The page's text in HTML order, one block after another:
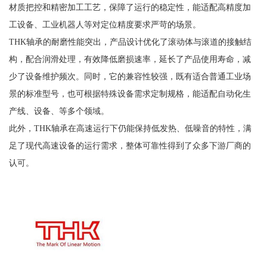
材质把控和精密加工工艺，保障了运行的稳定性，能适配高精度加
工设备、工业机器人等对定位精度要求严苛的场景。
THK轴承的耐磨性能突出，产品设计优化了滚动体与滚道的接触结
构，配合润滑处理，有效降低磨损速率，延长了产品使用寿命，减
少了设备维护频次。同时，它的兼容性较强，既有适合普通工业场
景的标准型号，也可根据特殊设备需求定制规格，能适配自动化生
产线、设备、等多个领域。
此外，THK轴承在高速运行下仍能保持低发热、低噪音的特性，满
足了现代高速设备的运行需求，整体可靠性得到了众多下游厂商的
认可。